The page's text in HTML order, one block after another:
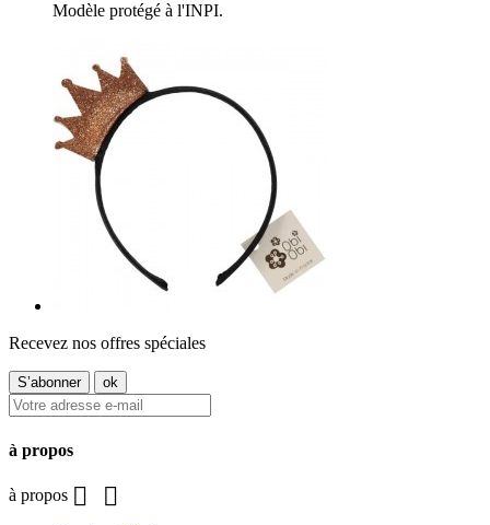
Modèle protégé à l'INPI.
Recevez nos offres spéciales
à propos
à propos  